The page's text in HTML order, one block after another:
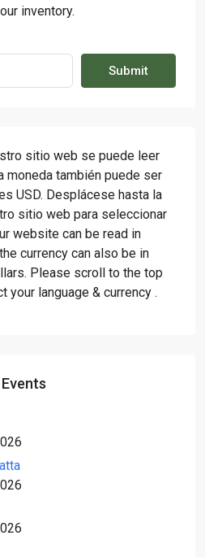
inventory.
Submit
sitio web se puede leer
moneda también puede ser
USD. Desplácese hasta la
sitio web para seleccionar
website can be read in
currency can also be in
Please scroll to the top
language & currency .